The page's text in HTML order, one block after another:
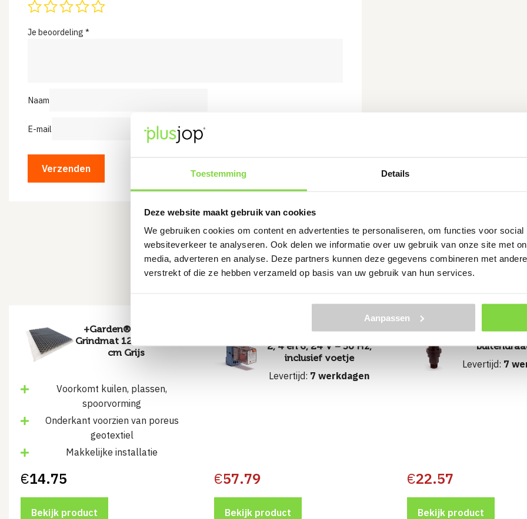
Toestemming Details
Deze website maakt gebruik van cookies
We gebruiken cookies om content en advertenties te personaliseren, om functies voor
websiteverkeer te analyseren. Ook delen we informatie over uw gebruik van onze site met
media, adverteren en analyse. Deze partners kunnen deze gegevens combineren met
verstrekt of die ze hebben verzameld op basis van uw gebruik van hun services.
Aanpassen
Je beoordeling *
Naam
E-mail
Misschien kunt u dit ook
+Garden® Pro-line
Grindmat 120 x 80 x 4
cm Grijs
Voorkomt kuilen, plassen,
spoorvorming
Onderkant voorzien van poreus
geotextiel
Makkelijke installatie
€14.75
Bekijk product
Rain-Bird relais t.b.v.
regenautomaat Image
2, 4 en 6, 24 V – 50 Hz,
inclusief voetje
Levertijd: 7 werkdagen
€57.79
Bekijk product
Levertijd: 7
€22.57
Bekijk product